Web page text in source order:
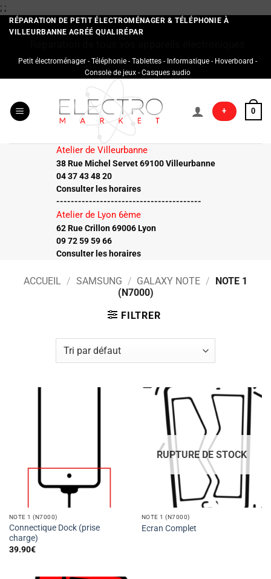
; ;Passer
au
contenu
RÉPARATION DE PETIT ÉLECTROMÉNAGER & TÉLÉPHONIE À
VILLEURBANNE AGRÉÉ QUALIRÉPAR
Petit électroménager - Téléphonie - Tablettes - Informatique - Hoverboard -
Console de jeux - Casques audio
+ 0
Atelier de Villeurbanne
38 Rue Michel Servet 69100 Villeurbanne
04 37 43 48 20
Consulter les horaires
----------------------------------------
Atelier de Lyon 6ème
62 Rue Crillon 69006 Lyon
09 72 59 59 66
Consulter les horaires
ACCUEIL / SAMSUNG / GALAXY NOTE /
NOTE 1
(N7000)
FILTRER
NOTE 1 (N7000)
Connectique Dock (prise
charge)
39.90€
RUPTURE DE STOCK
NOTE 1 (N7000)
Ecran Complet